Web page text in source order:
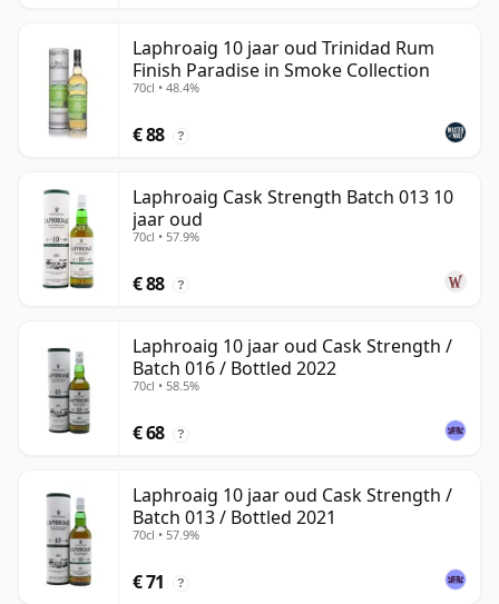
Laphroaig 10 jaar oud Trinidad Rum
Finish Paradise in Smoke Collection
70cl • 48.4%
€ 88 ?
Laphroaig Cask Strength Batch 013 10
jaar oud
70cl • 57.9%
€ 88 ?
Laphroaig 10 jaar oud Cask Strength /
Batch 016 / Bottled 2022
70cl • 58.5%
€ 68 ?
Laphroaig 10 jaar oud Cask Strength /
Batch 013 / Bottled 2021
70cl • 57.9%
€ 71 ?